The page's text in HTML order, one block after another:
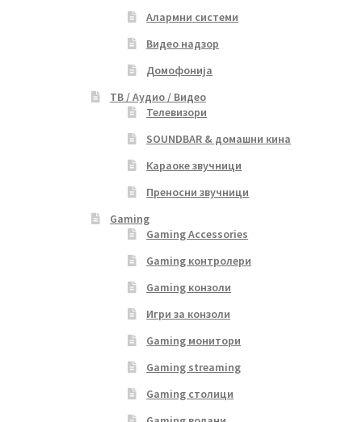
Алармни системи
Видео надзор
Домофонија
ТВ / Аудио / Видео
Телевизори
SOUNDBAR & домашни кина
Караоке звучници
Преносни звучници
Gaming
Gaming Accessories
Gaming контролери
Gaming конзоли
Игри за конзоли
Gaming монитори
Gaming streaming
Gaming столици